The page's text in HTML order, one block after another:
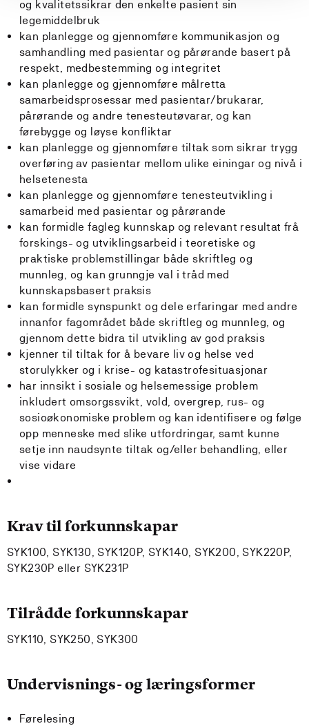
og kvalitetssikrar den enkelte pasient sin
legemiddelbruk
kan planlegge og gjennomføre kommunikasjon og
samhandling med pasientar og pårørande basert på
respekt, medbestemming og integritet
kan planlegge og gjennomføre målretta
samarbeidsprosessar med pasientar/brukarar,
pårørande og andre tenesteutøvarar, og kan
førebygge og løyse konfliktar
kan planlegge og gjennomføre tiltak som sikrar trygg
overføring av pasientar mellom ulike einingar og nivå i
helsetenesta
kan planlegge og gjennomføre tenesteutvikling i
samarbeid med pasientar og pårørande
kan formidle fagleg kunnskap og relevant resultat frå
forskings- og utviklingsarbeid i teoretiske og
praktiske problemstillingar både skriftleg og
munnleg, og kan grunngje val i tråd med
kunnskapsbasert praksis
kan formidle synspunkt og dele erfaringar med andre
innanfor fagområdet både skriftleg og munnleg, og
gjennom dette bidra til utvikling av god praksis
kjenner til tiltak for å bevare liv og helse ved
storulykker og i krise- og katastrofesituasjonar
har innsikt i sosiale og helsemessige problem
inkludert omsorgssvikt, vold, overgrep, rus- og
sosioøkonomiske problem og kan identifisere og følge
opp menneske med slike utfordringar, samt kunne
setje inn naudsynte tiltak og/eller behandling, eller
vise vidare
Krav til forkunnskapar
SYK100, SYK130, SYK120P, SYK140, SYK200, SYK220P,
SYK230P eller SYK231P
Tilrådde forkunnskapar
SYK110, SYK250, SYK300
Undervisnings- og læringsformer
Førelesing